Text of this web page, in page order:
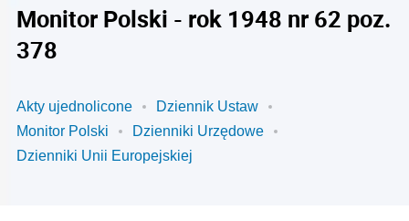
Monitor Polski - rok 1948 nr 62 poz.
378
Akty ujednolicone
Dziennik Ustaw
Monitor Polski
Dzienniki Urzędowe
Dzienniki Unii Europejskiej